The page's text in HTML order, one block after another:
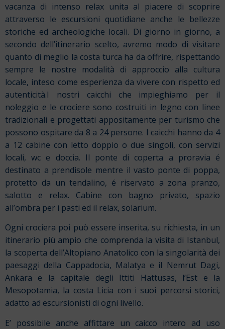
vacanza di intenso relax unita al piacere di scoprire
attraverso le escursioni quotidiane anche le bellezze
storiche ed archeologiche locali. Di giorno in giorno, a
secondo dell’itinerario scelto, avremo modo di visitare
quanto di meglio la costa turca ha da offrire, rispettando
sempre le nostre modalità di approccio alla cultura
locale, inteso come esperienza da vivere con rispetto ed
autenticità.I nostri caicchi che impieghiamo per il
noleggio e le crociere sono costruiti in legno con linee
tradizionali e progettati appositamente per turismo che
possono ospitare da 8 a 24 persone. I caicchi hanno da 4
a 12 cabine con letto doppio o due singoli, con servizi
locali, wc e doccia. Il ponte di coperta a proravia é
destinato a prendisole mentre il vasto ponte di poppa,
protetto da un tendalino, é riservato a zona pranzo,
salotto e relax. Cabine con bagno privato, spazio
all’ombra per i pasti ed il relax, solarium.
Ogni crociera poi può essere inserita, su richiesta, in un
itinerario più ampio che comprenda la visita di Istanbul,
la scoperta dell’Altopiano Anatolico con la singolarità dei
paesaggi della Cappadocia, Malatya e il Nemrut Dagi,
Ankara e la capitale degli Ittiti Hattusas, l’Est e la
Mesopotamia, la costa Licia con i suoi percorsi storici,
adatto ad escursionisti di ogni livello.
E’ possibile anche affittare un caicco intero ad uso